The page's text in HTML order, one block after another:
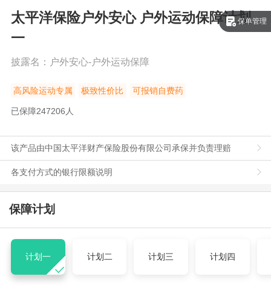
太平洋保险户外安心 户外运动保障计划
一
披露名： 户外安心-户外运动保障
高风险运动专属 极致性价比 可报销自费药
已保障247206人
该产品由中国太平洋财产保险股份有限公司承保并负责理赔
各支付方式的银行限额说明
保单管理
保障计划
计划一 计划二 计划三 计划四